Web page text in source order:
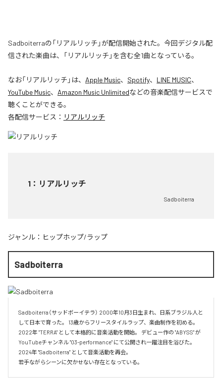
Sadboiterraの「リアルリッチ」が配信開始された。今回デジタル配
信された楽曲は、「リアルリッチ」を含む全1曲となっている。
なお「リアルリッチ 」は、 Apple Music、 Spotify、 LINE MUSIC、
YouTube Music、 Amazon Music Unlimitedなどの音楽配信サービスで
聴くことができる。
各配信サービス： リアルリッチ
1 ： リアルリッチ
Sadboiterra
ジャンル： ヒップホップ/ラップ
Sadboiterra
Sadboiterra（サッドボーイテラ） 2000年10月3日生まれ、日系ブラジル人と
して日本で育った。 13歳からフリースタイルラップ、楽曲制作を初める。
2022年 "TERRA" として本格的に音楽活動を開始。 デビュー作の "ABYSS" が
YouTubeチャンネル "03-performance" にて公開され一躍注目を浴びた。
2024年 "Sadboiterra" として音楽活動を再会。
若手ながらシーンに欠かせない存在となっている。